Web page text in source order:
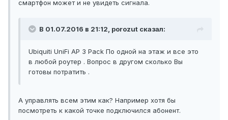
смартфон может и не увидеть сигнала.
В 01.07.2016 в 21:12, porozut сказал:
Ubiquiti UniFi AP 3 Pack По одной на этаж и все это
в любой роутер . Вопрос в другом сколько Вы
готовы потратить .
А управлять всем этим как? Например хотя бы
посмотреть к какой точке подключился абонент.